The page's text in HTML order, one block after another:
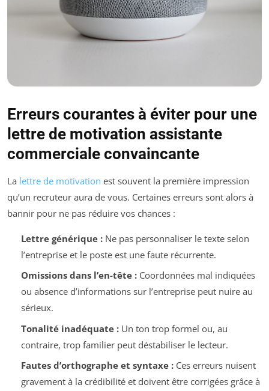
Erreurs courantes à éviter pour une
lettre de motivation assistante
commerciale convaincante
La lettre de motivation est souvent la première impression
qu’un recruteur aura de vous. Certaines erreurs sont alors à
bannir pour ne pas réduire vos chances :
Lettre générique :Ne pas personnaliser le texte selon
l’entreprise et le poste est une faute récurrente.
Omissions dans l’en-tête :Coordonnées mal indiquées
ou absence d’informations sur l’entreprise peut nuire au
sérieux.
Tonalité inadéquate :Un ton trop formel ou, au
contraire, trop familier peut déstabiliser le lecteur.
Fautes d’orthographe et syntaxe :Ces erreurs nuisent
gravement à la crédibilité et doivent être corrigées grâce à